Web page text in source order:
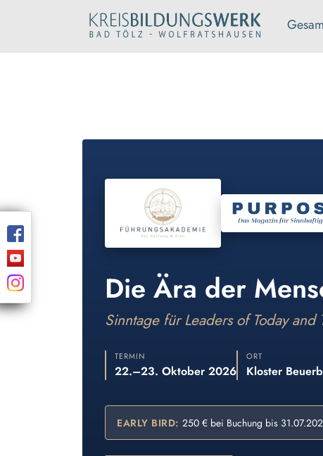
Die Ära der
Sinntage für Leaders of Today and
TERMIN
22.–23. Oktober 2026
ORT
Kloster
EARLY BIRD: 250 € bei Buchung bis